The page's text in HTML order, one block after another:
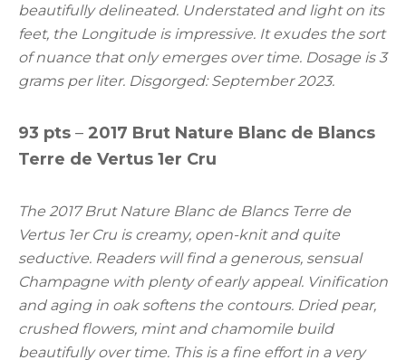
beautifully delineated. Understated and light on its
feet, the Longitude is impressive. It exudes the sort
of nuance that only emerges over time. Dosage is 3
grams per liter. Disgorged: September 2023.
93 pts – 2017 Brut Nature Blanc de Blancs
Terre de Vertus 1er Cru
The 2017 Brut Nature Blanc de Blancs Terre de
Vertus 1er Cru is creamy, open-knit and quite
seductive. Readers will find a generous, sensual
Champagne with plenty of early appeal. Vinification
and aging in oak softens the contours. Dried pear,
crushed flowers, mint and chamomile build
beautifully over time. This is a fine effort in a very